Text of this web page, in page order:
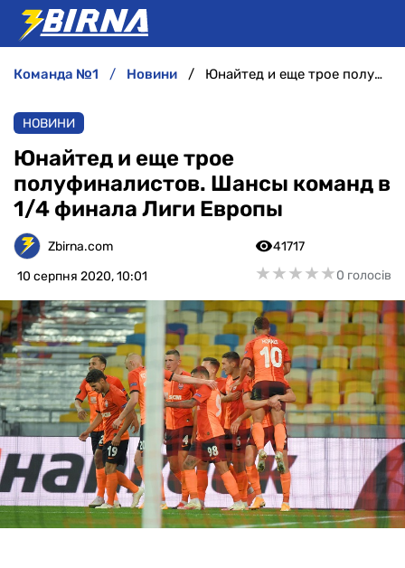
АНАЛІТИКА
ІНТЕРВ'Ю
РІЗНЕ
БУКМЕКЕРИ
команда №1 новини Юнайтед и еще трое полуфиналистов. Шансы команд в 1/4 финала Лиги Европы
НОВИНИ
Юнайтед и еще трое
полуфиналистов. Шансы команд в
1/4 финала Лиги Европы
Zbirna.com
10 серпня 2020, 10:01
41717
★★★★★
★★★★★0 голосів